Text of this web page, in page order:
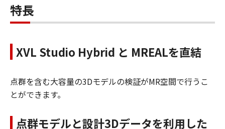
特長
XVL Studio Hybrid と MREALを直結
点群を含む大容量の3Dモデルの検証がMR空間で行うこ
とができます。
点群モデルと設計3Dデータを利用した